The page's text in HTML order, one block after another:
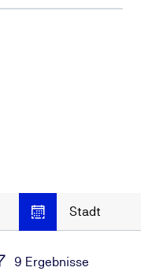
Stadt
9 Ergebnisse